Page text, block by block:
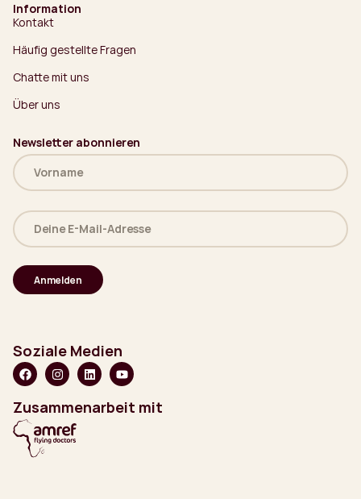
Information
Kontakt
Häufig gestellte Fragen
Chatte mit uns
Über uns
Newsletter abonnieren
Name
(erforderlich)
Deine
E-
Mail-
(erforderlich)
Soziale Medien
Zusammenarbeit mit